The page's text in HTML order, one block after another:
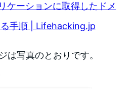
ケーションに取得したドメ
手順 | Lifehacking.jp
は写真のとおりです。